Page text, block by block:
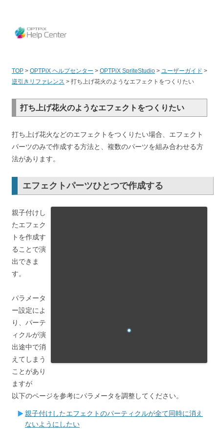
TOP > OPTPiX ヘルプセンター > OPTPiX SpriteStudio > ユーザーガイド >
逆引きリファレンス > 打ち上げ花火のようなエフェクトをつくりたい
打ち上げ花火のようなエフェクトをつくりたい
打ち上げ花火などのエフェクトをつくりたい場合、エフェクト
パーツのみで作成する方法と、複数のパーツを組み合わせる方
法があります。
エフェクトパーツひとつで作成する
親子付けし
たエフェク
トを作成す
ることで演
出できま
す。
パラメータ
ー設定によ
り、パーテ
ィクルが演
出途中で消
えてしまう
ことがあり
ますが
以下のページを参考にパラメータを調整してください。
親子付けしたエフェクトのパーティクルが全て同時に消え
ないようにしたい